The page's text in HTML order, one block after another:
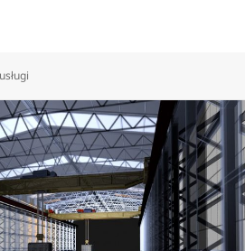
Kategorie
usługi